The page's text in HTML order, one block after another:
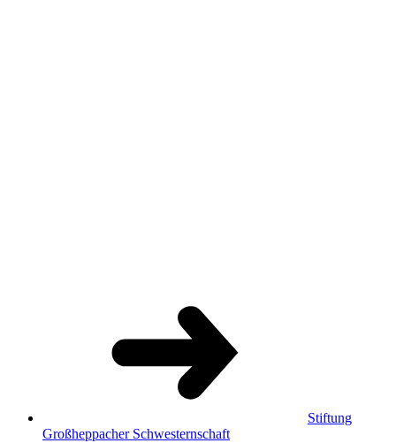
Stiftung
Großheppacher Schwesternschaft